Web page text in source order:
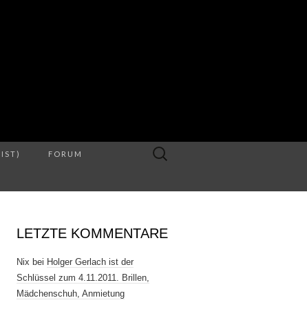
FORUM
Suche
LETZTE KOMMENTARE
Nix bei Holger Gerlach ist der
Schlüssel zum 4.11.2011. Brillen,
Mädchenschuh, Anmietung